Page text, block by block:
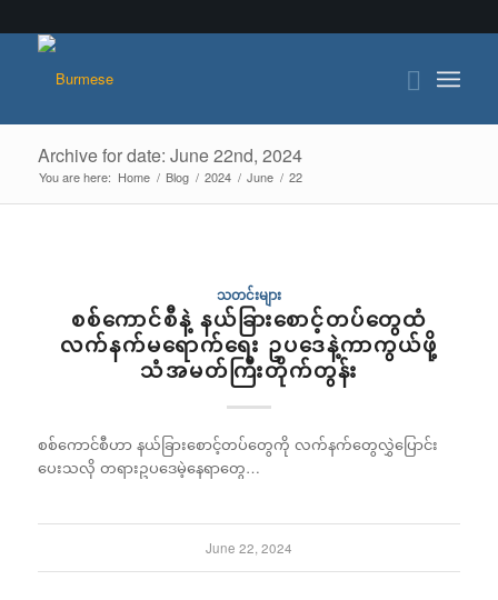
Archive for date: June 22nd, 2024
You are here: Home / Blog / 2024 / June / 22
သတင်းများ
စစ်ကောင်စီနဲ့ နယ်ခြားစောင့်တပ်တွေထံ
လက်နက်မရောက်ရေး ဥပဒေနဲ့ကာကွယ်ဖို့
သံအမတ်ကြီးတိုက်တွန်း
စစ်ကောင်စီဟာ နယ်ခြားစောင့်တပ်တွေကို လက်နက်တွေလွှဲပြောင်း
ပေးသလို တရားဥပဒေမဲ့နေရာတွေ…
June 22, 2024